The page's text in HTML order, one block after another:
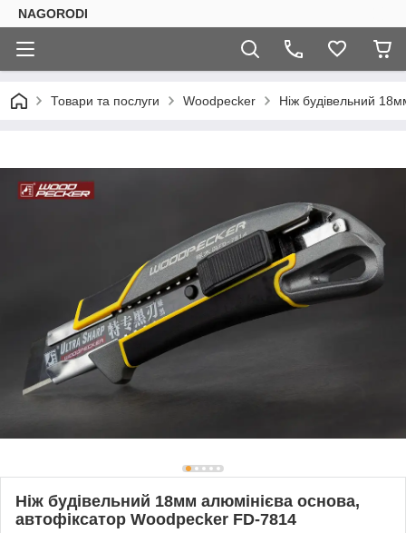
NAGORODI
Товари та послуги Woodpecker Ніж будівельний
Ніж будівельний 18мм алюмінієва основа,
автофіксатор Woodpecker FD-7814